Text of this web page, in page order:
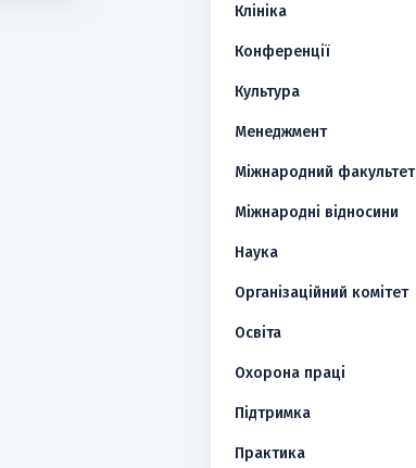
Клініка
Конференції
Культура
Менеджмент
Міжнародний факультет
Міжнародні відносини
Наука
Організаційний комітет
Освіта
Охорона праці
Підтримка
Практика